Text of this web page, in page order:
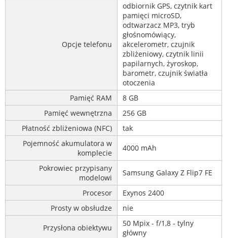
Opcje telefonu
odbiornik GPS, czytnik kart
pamięci microSD,
odtwarzacz MP3, tryb
głośnomówiący,
akcelerometr, czujnik
zbliżeniowy, czytnik linii
papilarnych, żyroskop,
barometr, czujnik światła
otoczenia
Pamięć RAM
8 GB
Pamięć wewnętrzna
256 GB
Płatność zbliżeniowa (NFC)
tak
Pojemność akumulatora w
komplecie
4000 mAh
Pokrowiec przypisany
modelowi
Samsung Galaxy Z Flip7 FE
Procesor
Exynos 2400
Prosty w obsłudze
nie
Przysłona obiektywu
50 Mpix - f/1,8 - tylny
główny